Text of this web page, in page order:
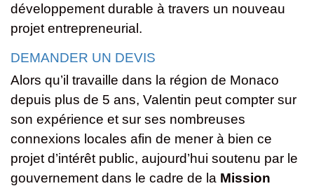
développement durable à travers un nouveau
projet entrepreneurial.
DEMANDER UN DEVIS
Alors qu’il travaille dans la région de Monaco
depuis plus de 5 ans, Valentin peut compter sur
son expérience et sur ses nombreuses
connexions locales afin de mener à bien ce
projet d’intérêt public, aujourd’hui soutenu par le
gouvernement dans le cadre de la Mission